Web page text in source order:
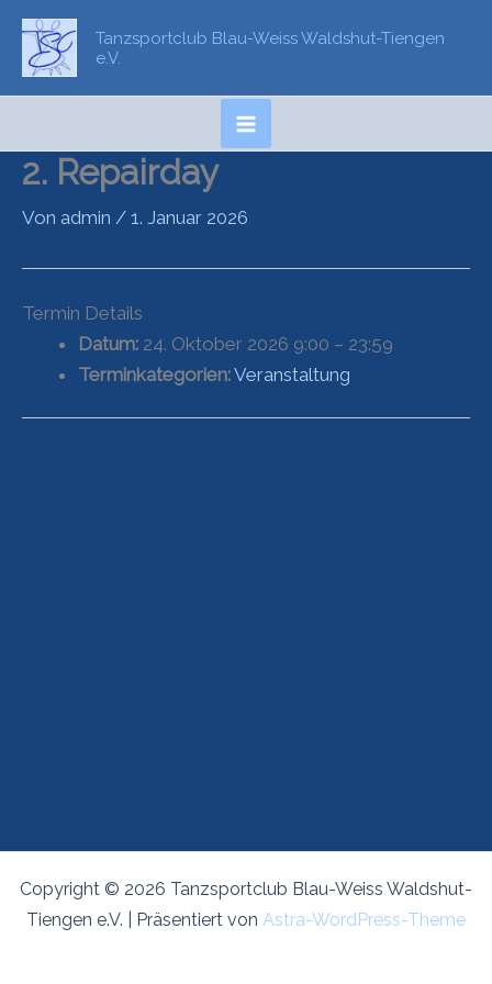
Zum
Inhalt
springen
Tanzsportclub Blau-Weiss Waldshut-Tiengen
e.V.
2. Repairday
Von admin / 1. Januar 2026
Termin Details
Datum: 24. Oktober 2026 9:00 – 23:59
Terminkategorien:Veranstaltung
Copyright © 2026 Tanzsportclub Blau-Weiss Waldshut-
Tiengen e.V. | Präsentiert von Astra-WordPress-Theme